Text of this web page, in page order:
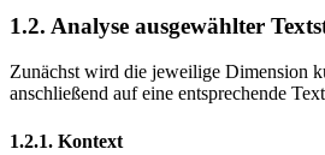
1.2. Analyse ausgewählter
Zunächst wird die jeweilige Dimension
anschließend auf eine entsprechende
1.2.1. Kontext